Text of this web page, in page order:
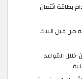
بطاقة ائتمان
من قبل البنك
خلال القواعد